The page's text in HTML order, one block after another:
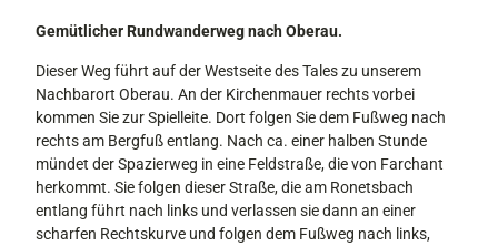
4
3
.
j
p
g
j
g
Gemütlicher Rundwanderweg nach Oberau.
Dieser Weg führt auf der Westseite des Tales zu unserem
Nachbarort Oberau. An der Kirchenmauer rechts vorbei
kommen Sie zur Spielleite. Dort folgen Sie dem Fußweg nach
rechts am Bergfuß entlang. Nach ca. einer halben Stunde
mündet der Spazierweg in eine Feldstraße, die von Farchant
herkommt. Sie folgen dieser Straße, die am Ronetsbach
entlang führt nach links und verlassen sie dann an einer
scharfen Rechtskurve und folgen dem Fußweg nach links,